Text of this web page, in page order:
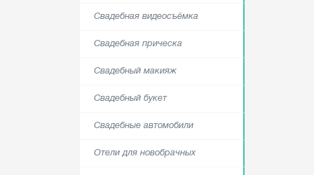
Свадебная видеосъёмка
Свадебная прическа
Свадебный макияж
Свадебный букет
Свадебные автомобили
Отели для новобрачных